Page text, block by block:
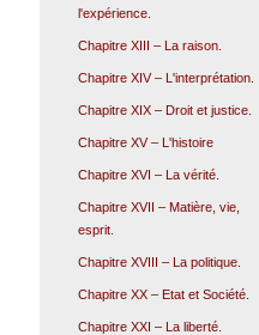
l'expérience.
Chapitre XIII – La raison.
Chapitre XIV – L'interprétation.
Chapitre XIX – Droit et justice.
Chapitre XV – L'histoire
Chapitre XVI – La vérité.
Chapitre XVII – Matière, vie,
esprit.
Chapitre XVIII – La politique.
Chapitre XX – Etat et Société.
Chapitre XXI – La liberté.